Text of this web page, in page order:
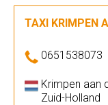
TAXI KRIMPEN
0651538073
Krimpen aan
Zuid-Holland